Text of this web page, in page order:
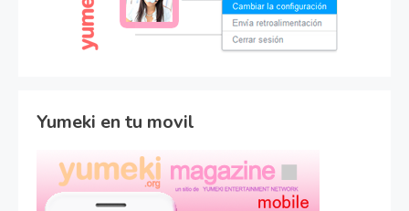
Yumeki en tu movil